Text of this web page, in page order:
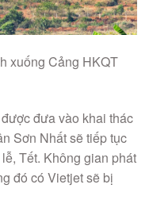
xuống Cảng HKQT
đưa vào khai thác
Sơn Nhất sẽ tiếp tục
Tết. Không gian phát
đó có Vietjet sẽ bị